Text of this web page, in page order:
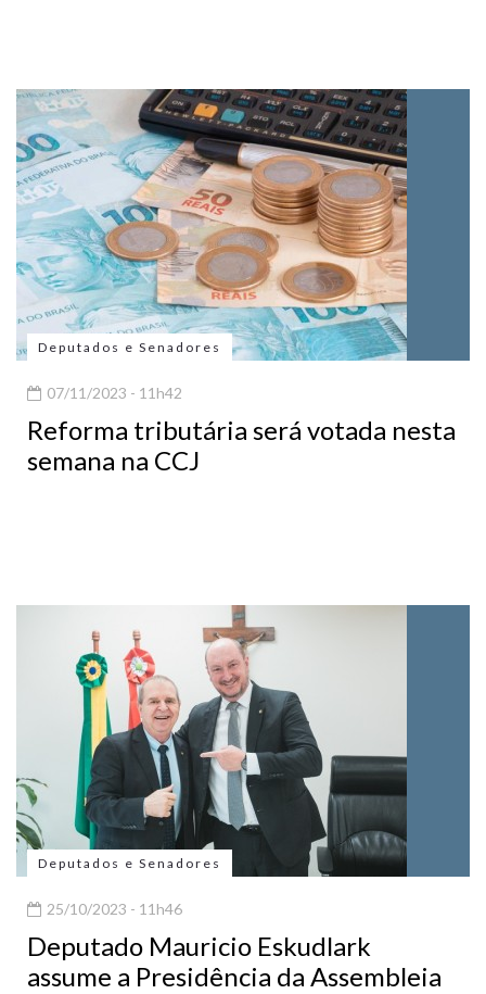
Deputados e Senadores
07/11/2023 - 11h42
Reforma tributária será votada nesta
semana na CCJ
Deputados e Senadores
25/10/2023 - 11h46
Deputado Mauricio Eskudlark
assume a Presidência da Assembleia